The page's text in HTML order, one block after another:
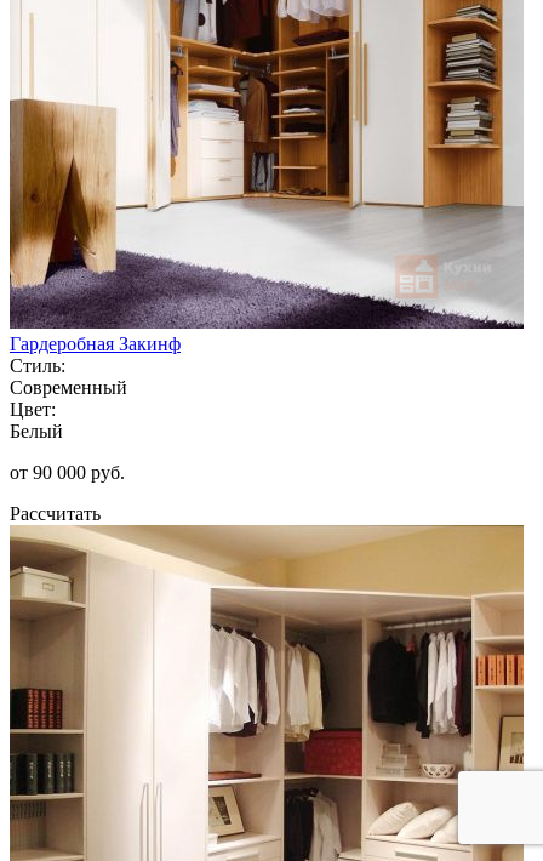
Гардеробная Закинф
Стиль:
Современный
Цвет:
Белый
от 90 000 руб.
Рассчитать